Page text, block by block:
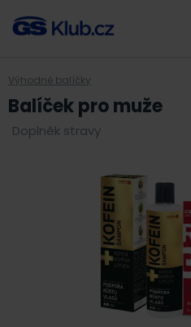
Výhodné balíčky
Balíček pro muže
Doplněk stravy